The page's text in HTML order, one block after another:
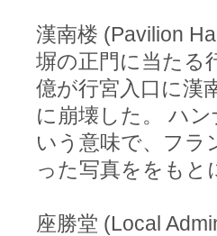
漢南楼 (Pavilion
塀の正門に当たる
億が行宮入口に漢
に崩壊した。 ハ
いう意味で、フラ
った写真ををもと
座勝堂 (Local